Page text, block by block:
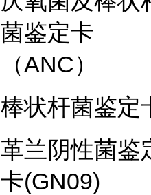
菌鉴定卡
（ANC）
棒状杆菌鉴定
革兰阴性菌鉴
卡(GN09)